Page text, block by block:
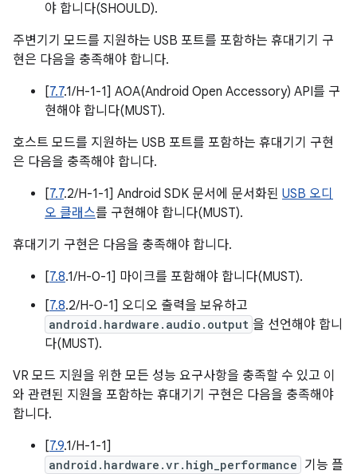
야 합니다(SHOULD).
주변기기 모드를 지원하는 USB 포트를 포함하는 휴대기기 구
현은 다음을 충족해야 합니다.
[7.7.1/H-1-1] AOA(Android Open Accessory) API를 구
현해야 합니다(MUST).
호스트 모드를 지원하는 USB 포트를 포함하는 휴대기기 구현
은 다음을 충족해야 합니다.
[7.7.2/H-1-1] Android SDK 문서에 문서화된 USB 오디
오 클래스를 구현해야 합니다(MUST).
휴대기기 구현은 다음을 충족해야 합니다.
[7.8.1/H-0-1] 마이크를 포함해야 합니다(MUST).
[7.8.2/H-0-1] 오디오 출력을 보유하고
android.hardware.audio.output 을 선언해야 합니
다(MUST).
VR 모드 지원을 위한 모든 성능 요구사항을 충족할 수 있고 이
와 관련된 지원을 포함하는 휴대기기 구현은 다음을 충족해야
합니다.
[7.9.1/H-1-1]
android.hardware.vr.high_performance 기능 플